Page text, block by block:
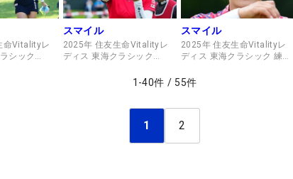
命Vitalityレ
シック
スマイル
2025年 住友生命Vitalityレ
ディス 東海クラシック
スマイル
2025年 住友生命Vitalityレ
ディス 東海クラシック 練習
1 -40件 / 55件
1 2